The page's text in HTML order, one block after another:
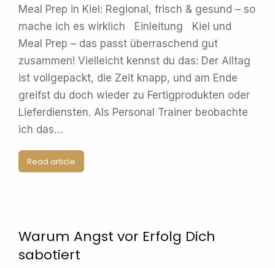
Meal Prep in Kiel: Regional, frisch & gesund – so
mache ich es wirklich Einleitung Kiel und
Meal Prep – das passt überraschend gut
zusammen! Vielleicht kennst du das: Der Alltag
ist vollgepackt, die Zeit knapp, und am Ende
greifst du doch wieder zu Fertigprodukten oder
Lieferdiensten. Als Personal Trainer beobachte
ich das…
Read article
Warum Angst vor Erfolg Dich
sabotiert